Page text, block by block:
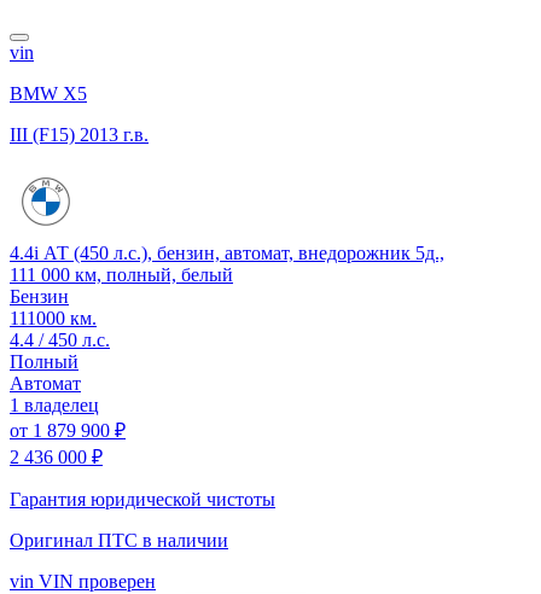
vin
BMW X5
III (F15) 2013 г.в.
4.4i АТ (450 л.с.), бензин, автомат, внедорожник 5д.,
111 000 км, полный, белый
Бензин
111000 км.
4.4 / 450 л.с.
Полный
Автомат
1 владелец
от 1 879 900 ₽
2 436 000 ₽
Гарантия юридической чистоты
Оригинал ПТС в наличии
vin VIN проверен